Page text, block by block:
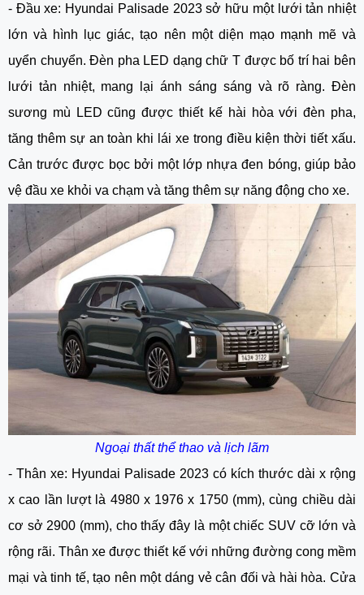
- Đầu xe: Hyundai Palisade 2023 sở hữu một lưới tản nhiệt
lớn và hình lục giác, tạo nên một diện mạo mạnh mẽ và
uyển chuyển. Đèn pha LED dạng chữ T được bố trí hai bên
lưới tản nhiệt, mang lại ánh sáng sáng và rõ ràng. Đèn
sương mù LED cũng được thiết kế hài hòa với đèn pha,
tăng thêm sự an toàn khi lái xe trong điều kiện thời tiết xấu.
Cản trước được bọc bởi một lớp nhựa đen bóng, giúp bảo
vệ đầu xe khỏi va chạm và tăng thêm sự năng động cho xe.
Ngoại thất thể thao và lịch lãm
- Thân xe: Hyundai Palisade 2023 có kích thước dài x rộng
x cao lần lượt là 4980 x 1976 x 1750 (mm), cùng chiều dài
cơ sở 2900 (mm), cho thấy đây là một chiếc SUV cỡ lớn và
rộng rãi. Thân xe được thiết kế với những đường cong mềm
mại và tinh tế, tạo nên một dáng vẻ cân đối và hài hòa. Cửa